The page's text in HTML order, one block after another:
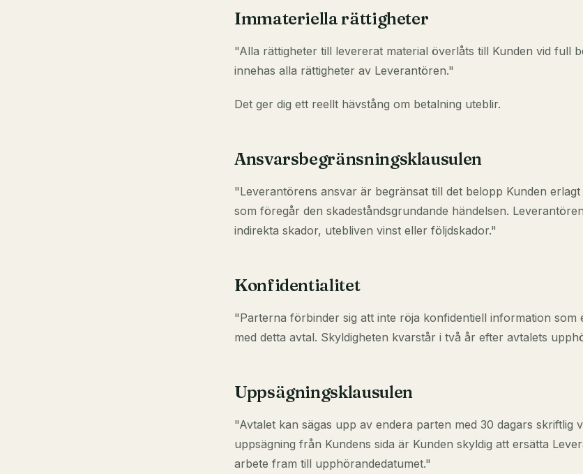
Immateriella rättigheter
"Alla rättigheter till levererat material överlåts till Kunden vid full
innehas alla rättigheter av Leverantören."
Det ger dig ett reellt hävstång om betalning uteblir.
Ansvarsbegränsningsklausulen
"Leverantörens ansvar är begränsat till det belopp Kunden
som föregår den skadeståndsgrundande händelsen.
indirekta skador, utebliven vinst eller följdskador."
Konfidentialitet
"Parterna förbinder sig att inte röja konfidentiell information som
med detta avtal. Skyldigheten kvarstår i två år efter avtalets
Uppsägningsklausulen
"Avtalet kan sägas upp av endera parten med 30 dagars skriftlig
uppsägning från Kundens sida är Kunden skyldig att ersätta
arbete fram till upphörandedatumet."